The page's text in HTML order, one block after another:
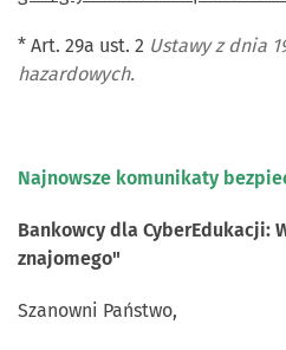
* Art. 29a ust. 2 Ustawy z dnia
hazardowych.
Najnowsze komunikaty
Bankowcy dla CyberEdukacji:
znajomego"
Szanowni Państwo,